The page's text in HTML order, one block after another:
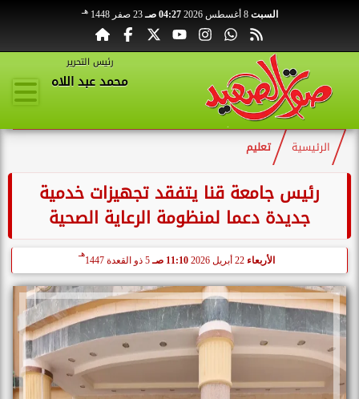
السبت 8 أغسطس 2026 04:27 صـ 23 صفر 1448 هـ
رئيس التحرير
محمد عبد اللاه
الرئيسية تعليم
رئيس جامعة قنا يتفقد تجهيزات خدمية
جديدة دعما لمنظومة الرعاية الصحية
الأربعاء 22 أبريل 2026 11:10 صـ 5 ذو القعدة 1447
هـ